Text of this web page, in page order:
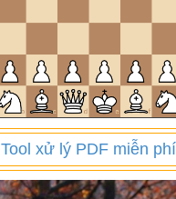
Tool xử lý PDF miễn phí